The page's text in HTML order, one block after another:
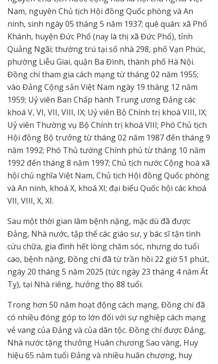
Nam, nguyên Chủ tịch Hội đồng Quốc phòng và An
ninh, sinh ngày 05 tháng 5 năm 1937; quê quán: xã Phổ
Khánh, huyện Đức Phổ (nay là thị xã Đức Phổ), tỉnh
Quảng Ngãi; thường trú tại số nhà 298, phố Vạn Phúc,
phường Liễu Giai, quận Ba Đình, thành phố Hà Nội.
Đồng chí tham gia cách mạng từ tháng 02 năm 1955;
vào Đảng Cộng sản Việt Nam ngày 19 tháng 12 năm
1959; Uỷ viên Ban Chấp hành Trung ương Đảng các
khoá V, VI, VII, VIII, IX; Uỷ viên Bộ Chính trị khoá VIII, IX;
Uỷ viên Thường vụ Bộ Chính trị khoá VIII; Phó Chủ tịch
Hội đồng Bộ trưởng từ tháng 02 năm 1987 đến tháng 9
năm 1992; Phó Thủ tướng Chính phủ từ tháng 10 năm
1992 đến tháng 8 năm 1997; Chủ tịch nước Cộng hoà xã
hội chủ nghĩa Việt Nam, Chủ tịch Hội đồng Quốc phòng
và An ninh, khoá X, khoá XI; đại biểu Quốc hội các khoá
VII, VIII, X, XI.
Sau một thời gian lâm bệnh nặng, mặc dù đã được
Đảng, Nhà nước, tập thể các giáo sư, y bác sĩ tận tình
cứu chữa, gia đình hết lòng chăm sóc, nhưng do tuổi
cao, bệnh nặng, Đồng chí đã từ trần hồi 22 giờ 51 phút,
ngày 20 tháng 5 năm 2025 (tức ngày 23 tháng 4 năm Ất
Tỵ), tại Nhà riêng, hưởng thọ 88 tuổi.
Trong hơn 50 năm hoạt động cách mạng, Đồng chí đã
có nhiều đóng góp to lớn đối với sự nghiệp cách mạng
vẻ vang của Đảng và của dân tộc. Đồng chí được Đảng,
Nhà nước tặng thưởng Huân chương Sao vàng, Huy
hiệu 65 năm tuổi Đảng và nhiều huân chương, huy